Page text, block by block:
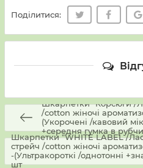
Поділитися:
Шкарпетки "Корсюги /
/cotton жіночі
(Укорочені /кавовий
+середня гумка в
Шкарпетки "WHITE LABEL /
стрейч /cotton жіночі
-(Ультракороткі /однотонні
шт